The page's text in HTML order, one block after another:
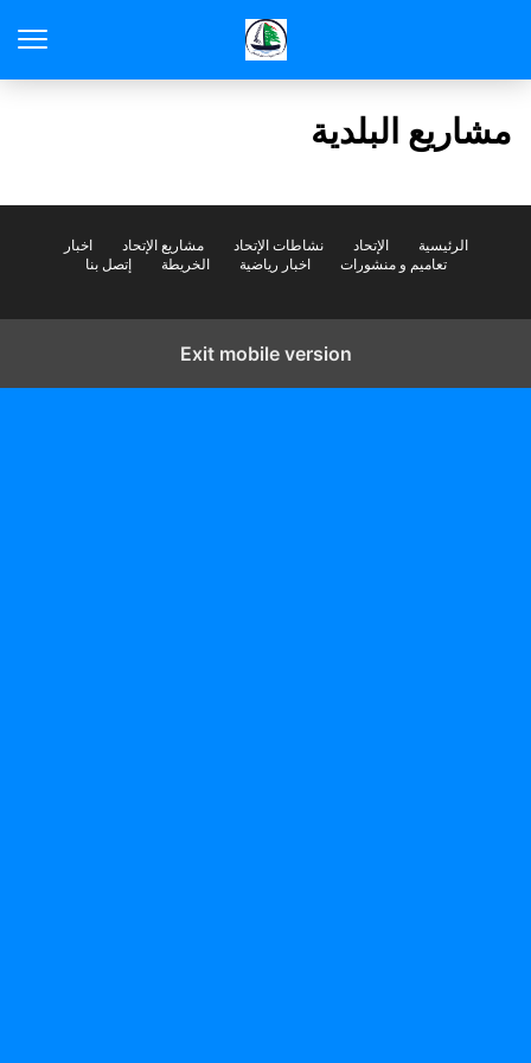
مشاريع البلدية
الرئيسية الإتحاد نشاطات الإتحاد مشاريع الإتحاد
اخبار
تعاميم و منشورات
اخبار رياضية الخريطة إتصل بنا
Exit mobile version